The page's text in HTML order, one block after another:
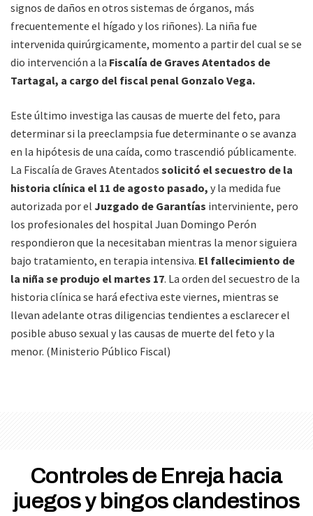
signos de daños en otros sistemas de órganos, más
frecuentemente el hígado y los riñones). La niña fue
intervenida quirúrgicamente, momento a partir del cual se se
dio intervención a la Fiscalía de Graves Atentados de
Tartagal, a cargo del fiscal penal Gonzalo Vega.
Este último investiga las causas de muerte del feto, para
determinar si la preeclampsia fue determinante o se avanza
en la hipótesis de una caída, como trascendió públicamente.
La Fiscalía de Graves Atentados solicitó el secuestro de la
historia clínica el 11 de agosto pasado, y la medida fue
autorizada por el Juzgado de Garantías interviniente, pero
los profesionales del hospital Juan Domingo Perón
respondieron que la necesitaban mientras la menor siguiera
bajo tratamiento, en terapia intensiva. El fallecimiento de
la niña se produjo el martes 17. La orden del secuestro de la
historia clínica se hará efectiva este viernes, mientras se
llevan adelante otras diligencias tendientes a esclarecer el
posible abuso sexual y las causas de muerte del feto y la
menor. (Ministerio Público Fiscal)
Controles de Enreja hacia
juegos y bingos clandestinos